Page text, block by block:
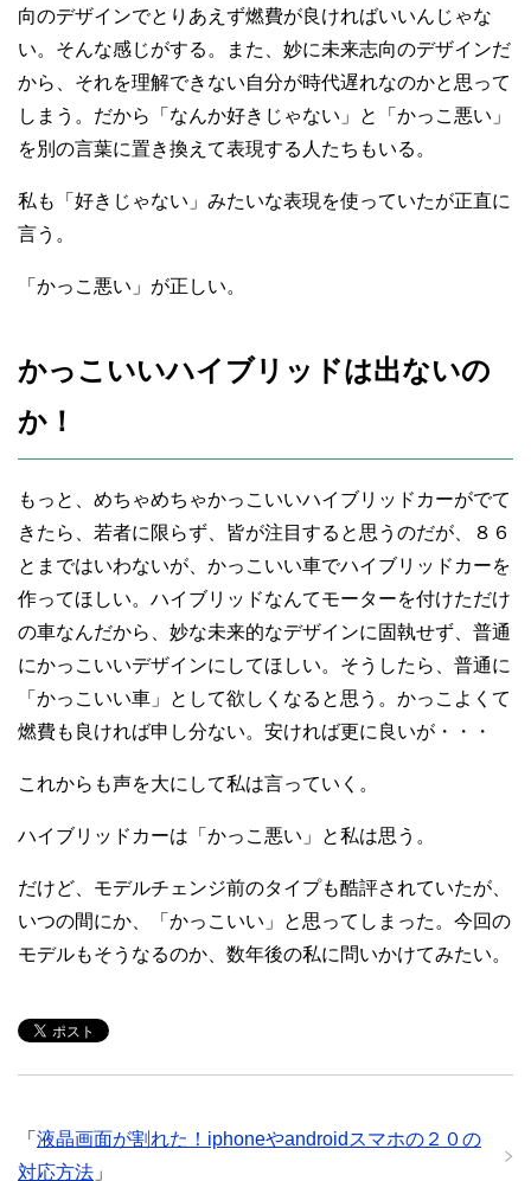
向のデザインでとりあえず燃費が良ければいいんじゃな
い。そんな感じがする。また、妙に未来志向のデザインだ
から、それを理解できない自分が時代遅れなのかと思って
しまう。だから「なんか好きじゃない」と「かっこ悪い」
を別の言葉に置き換えて表現する人たちもいる。
私も「好きじゃない」みたいな表現を使っていたが正直に
言う。
「かっこ悪い」が正しい。
かっこいいハイブリッドは出ないの
か！
もっと、めちゃめちゃかっこいいハイブリッドカーがでて
きたら、若者に限らず、皆が注目すると思うのだが、８６
とまではいわないが、かっこいい車でハイブリッドカーを
作ってほしい。ハイブリッドなんてモーターを付けただけ
の車なんだから、妙な未来的なデザインに固執せず、普通
にかっこいいデザインにしてほしい。そうしたら、普通に
「かっこいい車」として欲しくなると思う。かっこよくて
燃費も良ければ申し分ない。安ければ更に良いが・・・
これからも声を大にして私は言っていく。
ハイブリッドカーは「かっこ悪い」と私は思う。
だけど、モデルチェンジ前のタイプも酷評されていたが、
いつの間にか、「かっこいい」と思ってしまった。今回の
モデルもそうなるのか、数年後の私に問いかけてみたい。
「 液晶画面が割れた！iphoneやandroidスマホの２０の
対応方法 」